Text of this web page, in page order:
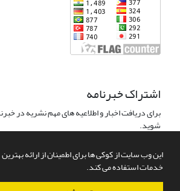
این وب سایت از کوکی ها برای اطمینان از ارائه بهترین
خدمات استفاده می کند.
اشتراک خبرنامه
برای دریافت اخبار و اطلاعیه های مهم نشریه در
شوید.